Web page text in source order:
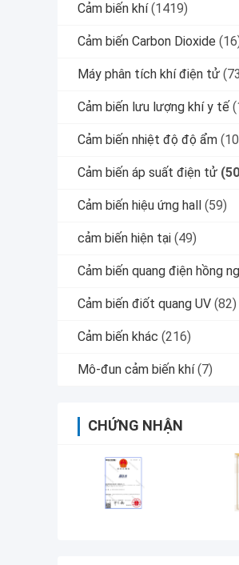
Cảm biến khí (1419)
Cảm biến Carbon Dioxide
Máy phân tích khí điện tử
Cảm biến lưu lượng khí y tế
Cảm biến nhiệt độ độ ẩm
Cảm biến áp suất điện tử
Cảm biến hiệu ứng hall (59)
cảm biến hiện tại (49)
Cảm biến quang điện hồng
Cảm biến điốt quang UV (82)
Cảm biến khác (216)
Mô-đun cảm biến khí (7)
CHỨNG NHẬN